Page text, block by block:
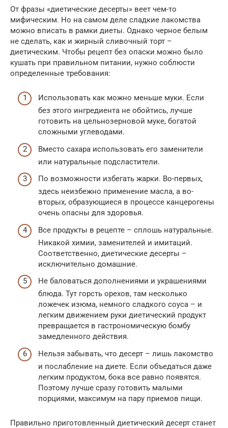
От фразы «диетические десерты» веет чем-то
мифическим. Но на самом деле сладкие лакомства
можно вписать в рамки диеты. Однако черное белым
не сделать, как и жирный сливочный торт –
диетическим. Чтобы рецепт без опаски можно было
кушать при правильном питании, нужно соблюсти
определенные требования:
Использовать как можно меньше муки. Если
без этого ингредиента не обойтись, лучше
готовить на цельнозерновой муке, богатой
сложными углеводами.
Вместо сахара использовать его заменители
или натуральные подсластители.
По возможности избегать жарки. Во-первых,
здесь неизбежно применение масла, а во-
вторых, образующиеся в процессе канцерогены
очень опасны для здоровья.
Все продукты в рецепте – сплошь натуральные.
Никакой химии, заменителей и имитаций.
Соответственно, диетические десерты –
исключительно домашние.
Не баловаться дополнениями и украшениями
блюда. Тут горсть орехов, там несколько
ложечек изюма, немного сладкого соуса – и
легким движением руки диетический продукт
превращается в гастрономическую бомбу
замедленного действия.
Нельзя забывать, что десерт – лишь лакомство
и послабление на диете. Если объедаться даже
легким продуктом, бока все равно появятся.
Поэтому лучше сразу готовить малыми
порциями, максимум на пару приемов пищи.
Правильно приготовленный диетический десерт станет